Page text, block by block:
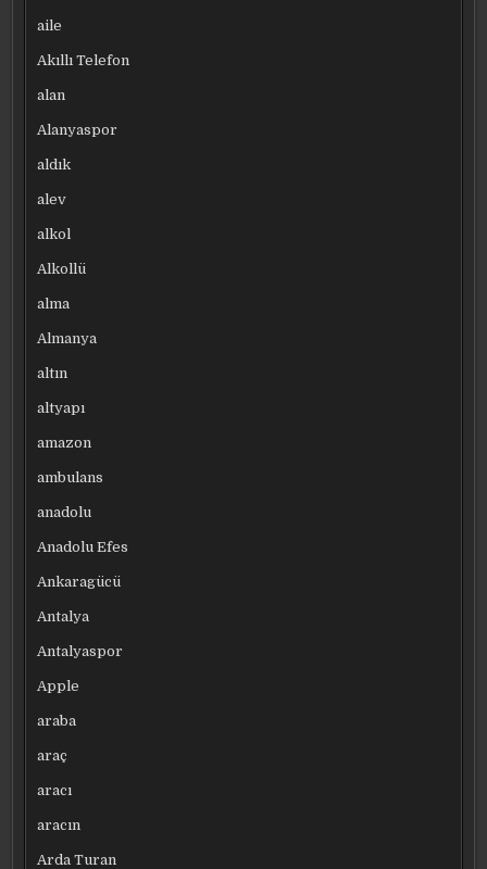
aile
Akıllı Telefon
alan
Alanyaspor
aldık
alev
alkol
Alkollü
alma
Almanya
altın
altyapı
amazon
ambulans
anadolu
Anadolu Efes
Ankaragücü
Antalya
Antalyaspor
Apple
araba
araç
aracı
aracın
Arda Turan